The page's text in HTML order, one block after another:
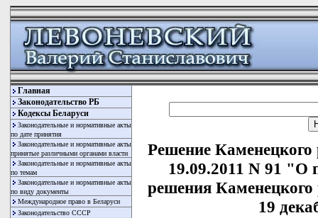
Главная
Законодательство РБ
Кодексы Беларуси
Законодательные и нормативные акты
по дате принятия
Законодательные и нормативные акты
принятые различными органами власти
Законодательные и нормативные акты
по темам
Законодательные и нормативные акты
по виду документы
Международное право в Беларуси
Законодательство СССР
Решение Каменецкого
19.09.2011 N 91 "О
решения Каменецкого
19